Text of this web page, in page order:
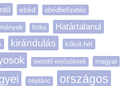
ebéd ebédbefizetés
fizika Határtalanul
kirándulás kőkút-hét
leendő elsősöknek magyar
néptánc országos